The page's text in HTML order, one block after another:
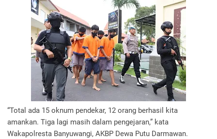
“Total ada 15 oknum pendekar, 12 orang berhasil kita
amankan. Tiga lagi masih dalam pengejaran,” kata
Wakapolresta Banyuwangi, AKBP Dewa Putu Darmawan.